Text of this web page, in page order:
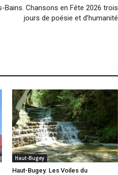
Bains. Chansons en Fête 2026 trois
jours de poésie et d’humanité
Haut-Bugey
Haut-Bugey. Les Voiles du